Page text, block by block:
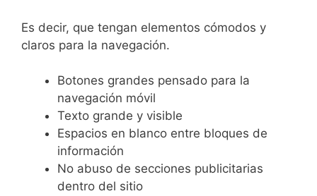
Es decir, que tengan elementos cómodos y
claros para la navegación.
Botones grandes pensado para la
navegación móvil
Texto grande y visible
Espacios en blanco entre bloques de
información
No abuso de secciones publicitarias
dentro del sitio